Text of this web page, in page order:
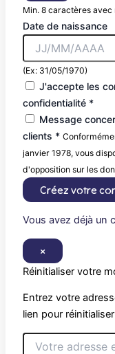
Min. 8 caractères
Date de naissance
(Ex: 31/05/1970)
J'accepte les
confidentialité *
Message
clients *
janvier 1978, vous
d'opposition sur les
Créez votre
Vous avez déjà un
×
Réinitialiser votre
Entrez votre
lien pour